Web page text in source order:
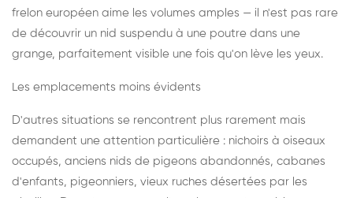
frelon européen aime les volumes amples — il n'est pas rare
de découvrir un nid suspendu à une poutre dans une
grange, parfaitement visible une fois qu'on lève les yeux.
Les emplacements moins évidents
D'autres situations se rencontrent plus rarement mais
demandent une attention particulière : nichoirs à oiseaux
occupés, anciens nids de pigeons abandonnés, cabanes
d'enfants, pigeonniers, vieux ruches désertées par les